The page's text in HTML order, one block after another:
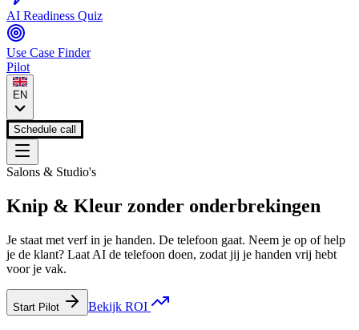
AI Readiness Quiz
Use Case Finder
Pilot
EN
Schedule call
Salons & Studio's
Knip & Kleur zonder onderbrekingen
Je staat met verf in je handen. De telefoon gaat. Neem je op of help
je de klant? Laat AI de telefoon doen, zodat jij je handen vrij hebt
voor je vak.
Start Pilot Bekijk ROI